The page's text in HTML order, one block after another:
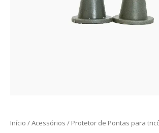
Início /Acessórios / Protetor de Pontas para